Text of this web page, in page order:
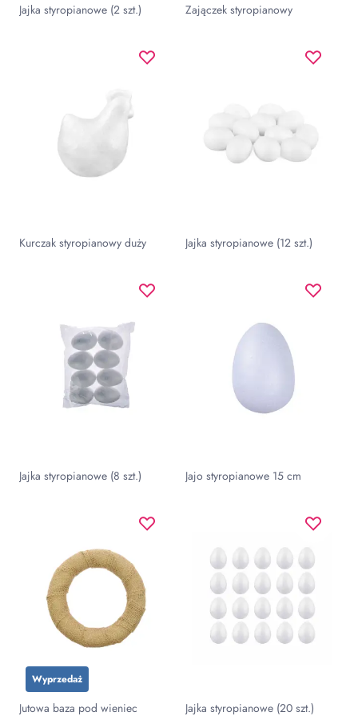
Jajka styropianowe (2 szt.) Zajączek styropianowy
Kurczak styropianowy duży Jajka styropianowe (12 szt.)
Jajka styropianowe (8 szt.) Jajo styropianowe 15 cm
Wyprzedaż
Jutowa baza pod wieniec
Jajka styropianowe (20 szt.)